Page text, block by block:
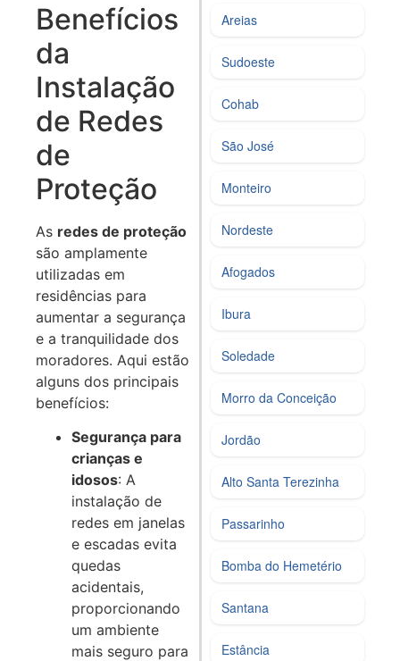
Benefícios
da
Instalação
de Redes
de
Proteção
As redes de proteção
são amplamente
utilizadas em
residências para
aumentar a segurança
e a tranquilidade dos
moradores. Aqui estão
alguns dos principais
benefícios:
Segurança para
crianças e
idosos: A
instalação de
redes em janelas
e escadas evita
quedas
acidentais,
proporcionando
um ambiente
mais seguro para
Areias
Sudoeste
Cohab
São José
Monteiro
Nordeste
Afogados
Ibura
Soledade
Morro da Conceição
Jordão
Alto Santa Terezinha
Passarinho
Bomba do Hemetério
Santana
Estância